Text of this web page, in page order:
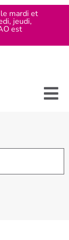
mardi et
jeudi,
est